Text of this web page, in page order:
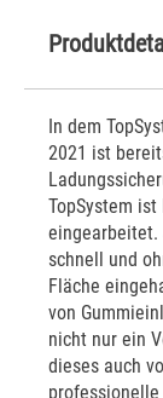
In dem
2021 ist
TopSystem
eingearbeitet.
schnell und
Fläche
von
nicht nur ein
dieses auch